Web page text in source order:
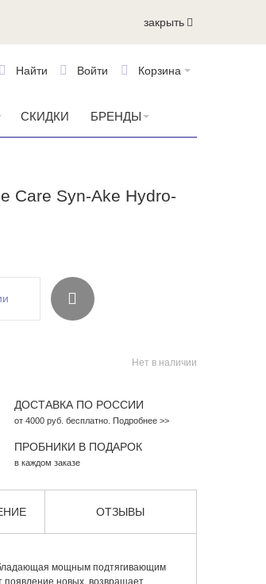
закрыть
Корзина
Войти
Найти
СКИДКИ БРЕНДЫ
Care Syn-Ake Hydro-
Нет в наличии
ДОСТАВКА ПО РОССИИ
от 4000 руб. бесплатно. Подробнее >>
ПРОБНИКИ В ПОДАРОК
в каждом заказе
ОТЗЫВЫ
мощным подтягивающим